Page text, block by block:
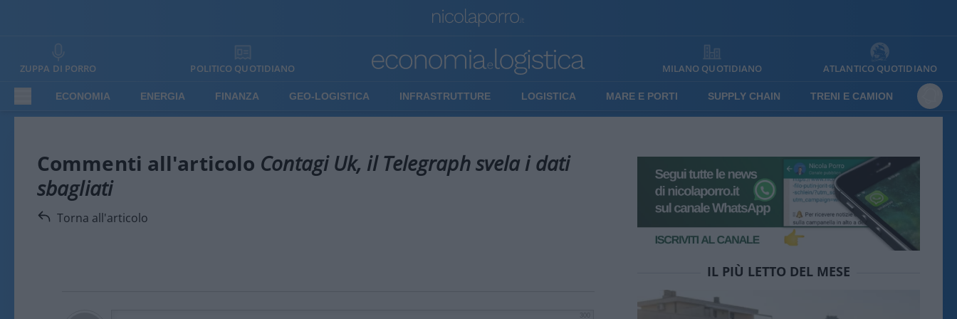
ZUPPA DI PORRO POLITICO QUOTIDIANO MILANO QUOTIDIANO ATLANTICO QUOTIDIANO
ECONOMIA ENERGIA FINANZA GEO-LOGISTICA INFRASTRUTTURE LOGISTICA MARE E PORTI SUPPLY CHAIN TRENI E CAMION
Commenti all'articolo Contagi Uk, il Telegraph svela i dati
sbagliati
Torna all'articolo
IL PIÙ LETTO DEL MESE